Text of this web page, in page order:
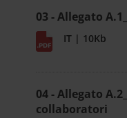
03 - Allegato
IT | 10Kb
04 - Allegato
collaboratori